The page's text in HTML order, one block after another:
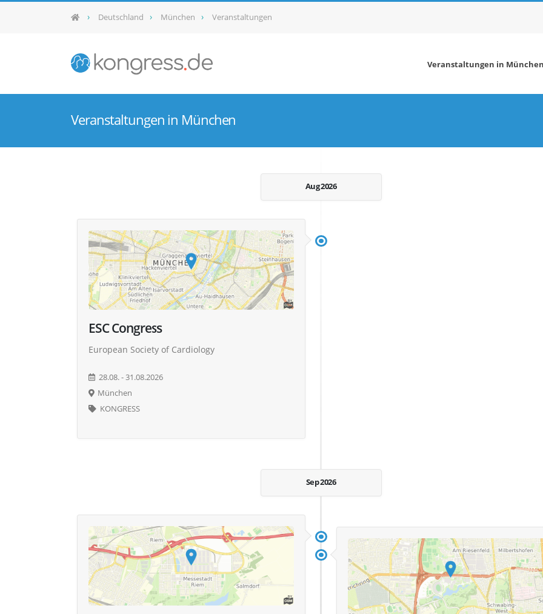
Deutschland München Veranstaltungen
Veranstaltungen in
Veranstaltungen in München
Aug 2026
ESC Congress
European Society of Cardiology
28.08. - 31.08.2026
München
KONGRESS
Sep 2026